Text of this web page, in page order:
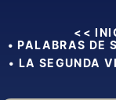
<<
• PALABRAS DE
• LA SEGUNDA